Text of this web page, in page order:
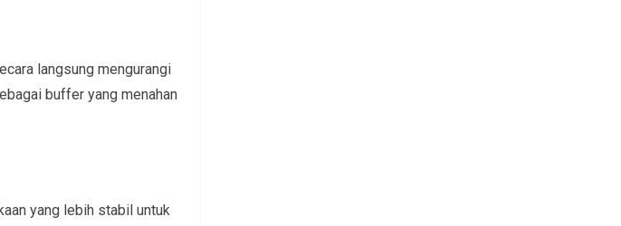
langsung mengurangi
buffer yang menahan
yang lebih stabil untuk